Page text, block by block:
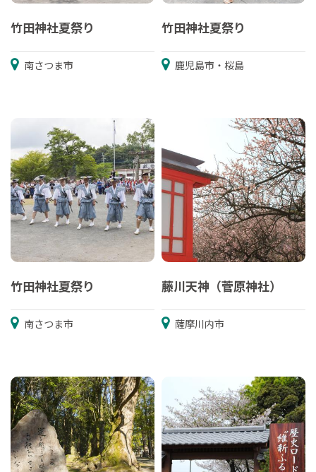
竹田神社夏祭り
南さつま市
竹田神社夏祭り
鹿児島市・桜島
竹田神社夏祭り
南さつま市
藤川天神（菅原神社）
薩摩川内市